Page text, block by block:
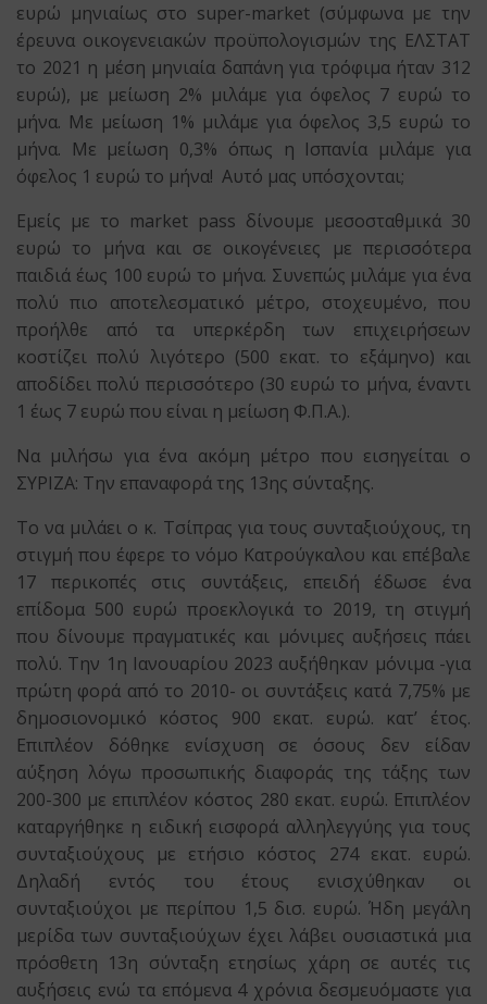
ευρώ μηνιαίως στο super-market (σύμφωνα με την
έρευνα οικογενειακών προϋπολογισμών της ΕΛΣΤΑΤ
το 2021 η μέση μηνιαία δαπάνη για τρόφιμα ήταν 312
ευρώ), με μείωση 2% μιλάμε για όφελος 7 ευρώ το
μήνα. Με μείωση 1% μιλάμε για όφελος 3,5 ευρώ το
μήνα. Με μείωση 0,3% όπως η Ισπανία μιλάμε για
όφελος 1 ευρώ το μήνα! Αυτό μας υπόσχονται;
Εμείς με το market pass δίνουμε μεσοσταθμικά 30
ευρώ το μήνα και σε οικογένειες με περισσότερα
παιδιά έως 100 ευρώ το μήνα. Συνεπώς μιλάμε για ένα
πολύ πιο αποτελεσματικό μέτρο, στοχευμένο, που
προήλθε από τα υπερκέρδη των επιχειρήσεων
κοστίζει πολύ λιγότερο (500 εκατ. το εξάμηνο) και
αποδίδει πολύ περισσότερο (30 ευρώ το μήνα, έναντι
1 έως 7 ευρώ που είναι η μείωση Φ.Π.Α.).
Να μιλήσω για ένα ακόμη μέτρο που εισηγείται ο
ΣΥΡΙΖΑ: Την επαναφορά της 13ης σύνταξης.
Το να μιλάει ο κ. Τσίπρας για τους συνταξιούχους, τη
στιγμή που έφερε το νόμο Κατρούγκαλου και επέβαλε
17 περικοπές στις συντάξεις, επειδή έδωσε ένα
επίδομα 500 ευρώ προεκλογικά το 2019, τη στιγμή
που δίνουμε πραγματικές και μόνιμες αυξήσεις πάει
πολύ. Την 1η Ιανουαρίου 2023 αυξήθηκαν μόνιμα -για
πρώτη φορά από το 2010- οι συντάξεις κατά 7,75% με
δημοσιονομικό κόστος 900 εκατ. ευρώ. κατ’ έτος.
Επιπλέον δόθηκε ενίσχυση σε όσους δεν είδαν
αύξηση λόγω προσωπικής διαφοράς της τάξης των
200-300 με επιπλέον κόστος 280 εκατ. ευρώ. Επιπλέον
καταργήθηκε η ειδική εισφορά αλληλεγγύης για τους
συνταξιούχους με ετήσιο κόστος 274 εκατ. ευρώ.
Δηλαδή εντός του έτους ενισχύθηκαν οι
συνταξιούχοι με περίπου 1,5 δισ. ευρώ. Ήδη μεγάλη
μερίδα των συνταξιούχων έχει λάβει ουσιαστικά μια
πρόσθετη 13η σύνταξη ετησίως χάρη σε αυτές τις
αυξήσεις ενώ τα επόμενα 4 χρόνια δεσμευόμαστε για